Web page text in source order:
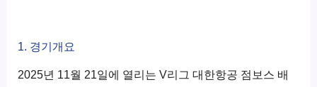
1. 경기개요
2025년 11월 21일에 열리는 V리그 대한항공 점보스 배